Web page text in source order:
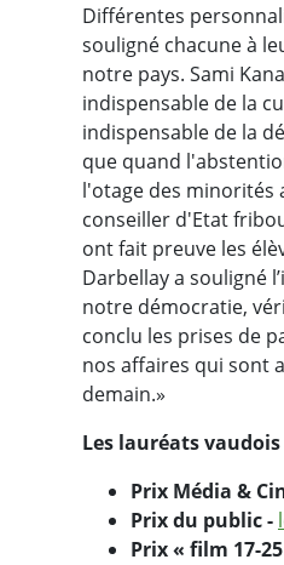
Différentes
souligné chacune à
notre pays. Sami
indispensable de la
indispensable de la
que quand
l'otage des minorités
conseiller d'Etat
ont fait preuve les
Darbellay a souligné
notre démocratie,
conclu les prises de
nos affaires qui sont
demain.»
Les lauréats vaudois
Prix Média &
Prix du public -
Prix « film 17-